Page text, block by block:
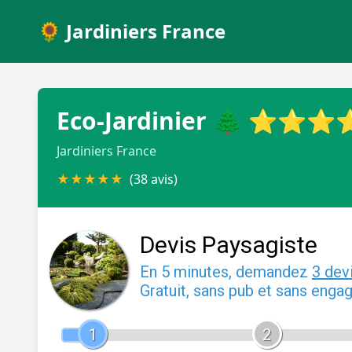
🌻 Jardiniers France
Eco-Jardinier ️🌲
Jardiniers France
★★★★★ (38 avis)
Devis Paysagiste
En 5 minutes, demandez 3
Gratuit, sans pub et sans
1 2